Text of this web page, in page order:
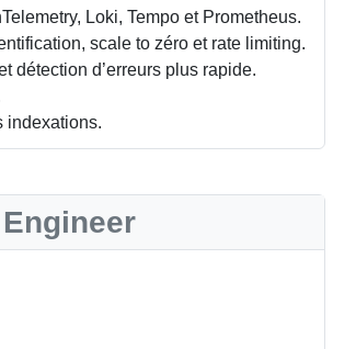
Loki, Tempo et Prometheus.
scale to zéro et rate limiting.
détection d’erreurs plus rapide.
indexations.